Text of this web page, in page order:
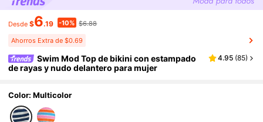
Desde $6.19 -10% $6.88
Ahorros Extra de $0.69
Swim Mod Top de bikini con estampado
de rayas y nudo delantero para mujer
4.95 (85)
Color: Multicolor